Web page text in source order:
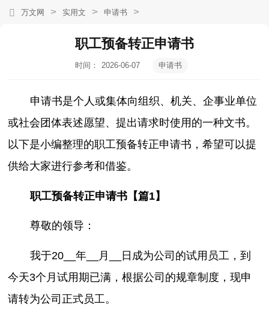
万文网 > 实用文 > 申请书 >
职工预备转正申请书
时间：
2026-06-07
申请书
申请书是个人或集体向组织、机关、企事业单位
或社会团体表述愿望、提出请求时使用的一种文书。
以下是小编整理的职工预备转正申请书，希望可以提
供给大家进行参考和借鉴。
职工预备转正申请书【篇1】
尊敬的领导：
我于20__年__月__日成为公司的试用员工，到
今天3个月试用期已满，根据公司的规章制度，现申
请转为公司正式员工。